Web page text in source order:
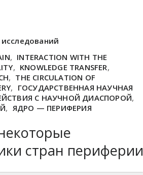
, INTERACTION WITH THE
, KNOWLEDGE TRANSFER,
, THE CIRCULATION OF
, ГОСУДАРСТВЕННАЯ НАУЧНАЯ
С НАУЧНОЙ ДИАСПОРОЙ,
, ЯДРО — ПЕРИФЕРИЯ
стран периферии